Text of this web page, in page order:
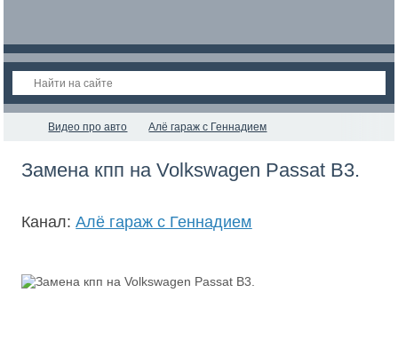
Видео про авто Алё гараж с Геннадием
Замена кпп на Volkswagen Passat B3.
Канал:Алё гараж с Геннадием